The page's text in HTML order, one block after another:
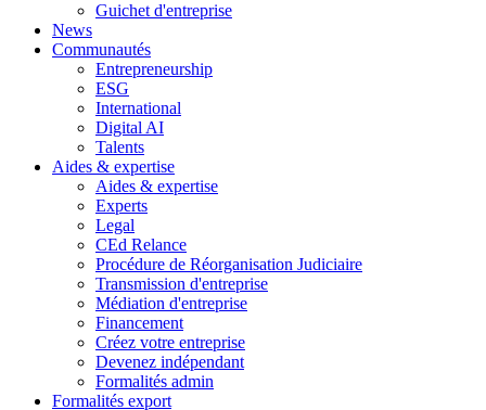
Guichet d'entreprise
News
Communautés
Entrepreneurship
ESG
International
Digital AI
Talents
Aides & expertise
Aides & expertise
Experts
Legal
CEd Relance
Procédure de Réorganisation Judiciaire
Transmission d'entreprise
Médiation d'entreprise
Financement
Créez votre entreprise
Devenez indépendant
Formalités admin
Formalités export